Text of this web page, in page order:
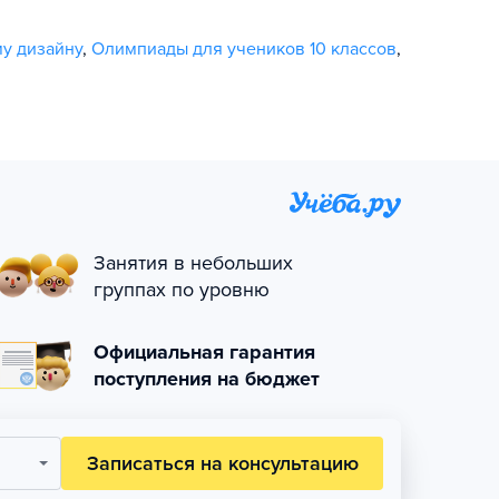
дизайну, Олимпиады для учеников 10 классов,
Занятия в небольших
группах по уровню
Официальная гарантия
поступления на бюджет
Записаться на консультацию